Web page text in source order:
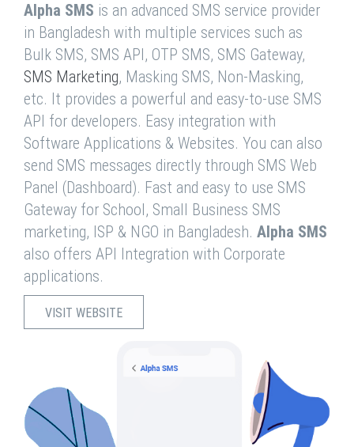
Alpha SMS is an advanced SMS service provider
in Bangladesh with multiple services such as
Bulk SMS, SMS API, OTP SMS, SMS Gateway,
SMS Marketing, Masking SMS, Non-Masking,
etc. It provides a powerful and easy-to-use SMS
API for developers. Easy integration with
Software Applications & Websites. You can also
send SMS messages directly through SMS Web
Panel (Dashboard). Fast and easy to use SMS
Gateway for School, Small Business SMS
marketing, ISP & NGO in Bangladesh. Alpha SMS
also offers API Integration with Corporate
applications.
VISIT WEBSITE